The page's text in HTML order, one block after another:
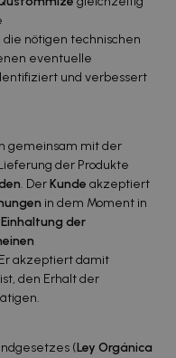
nötigen technischen
eventuelle
und verbessert
gemeinsam mit der
der Produkte
. DerKunde akzeptiert
in dem Moment in
der
akzeptiert damit
den Erhalt der
(Ley Orgánica